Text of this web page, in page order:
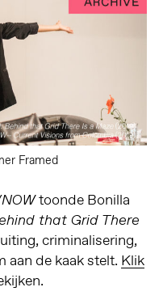
Framed
toonde Bonilla
that Grid There
criminalisering,
aan de kaak stelt. Klik